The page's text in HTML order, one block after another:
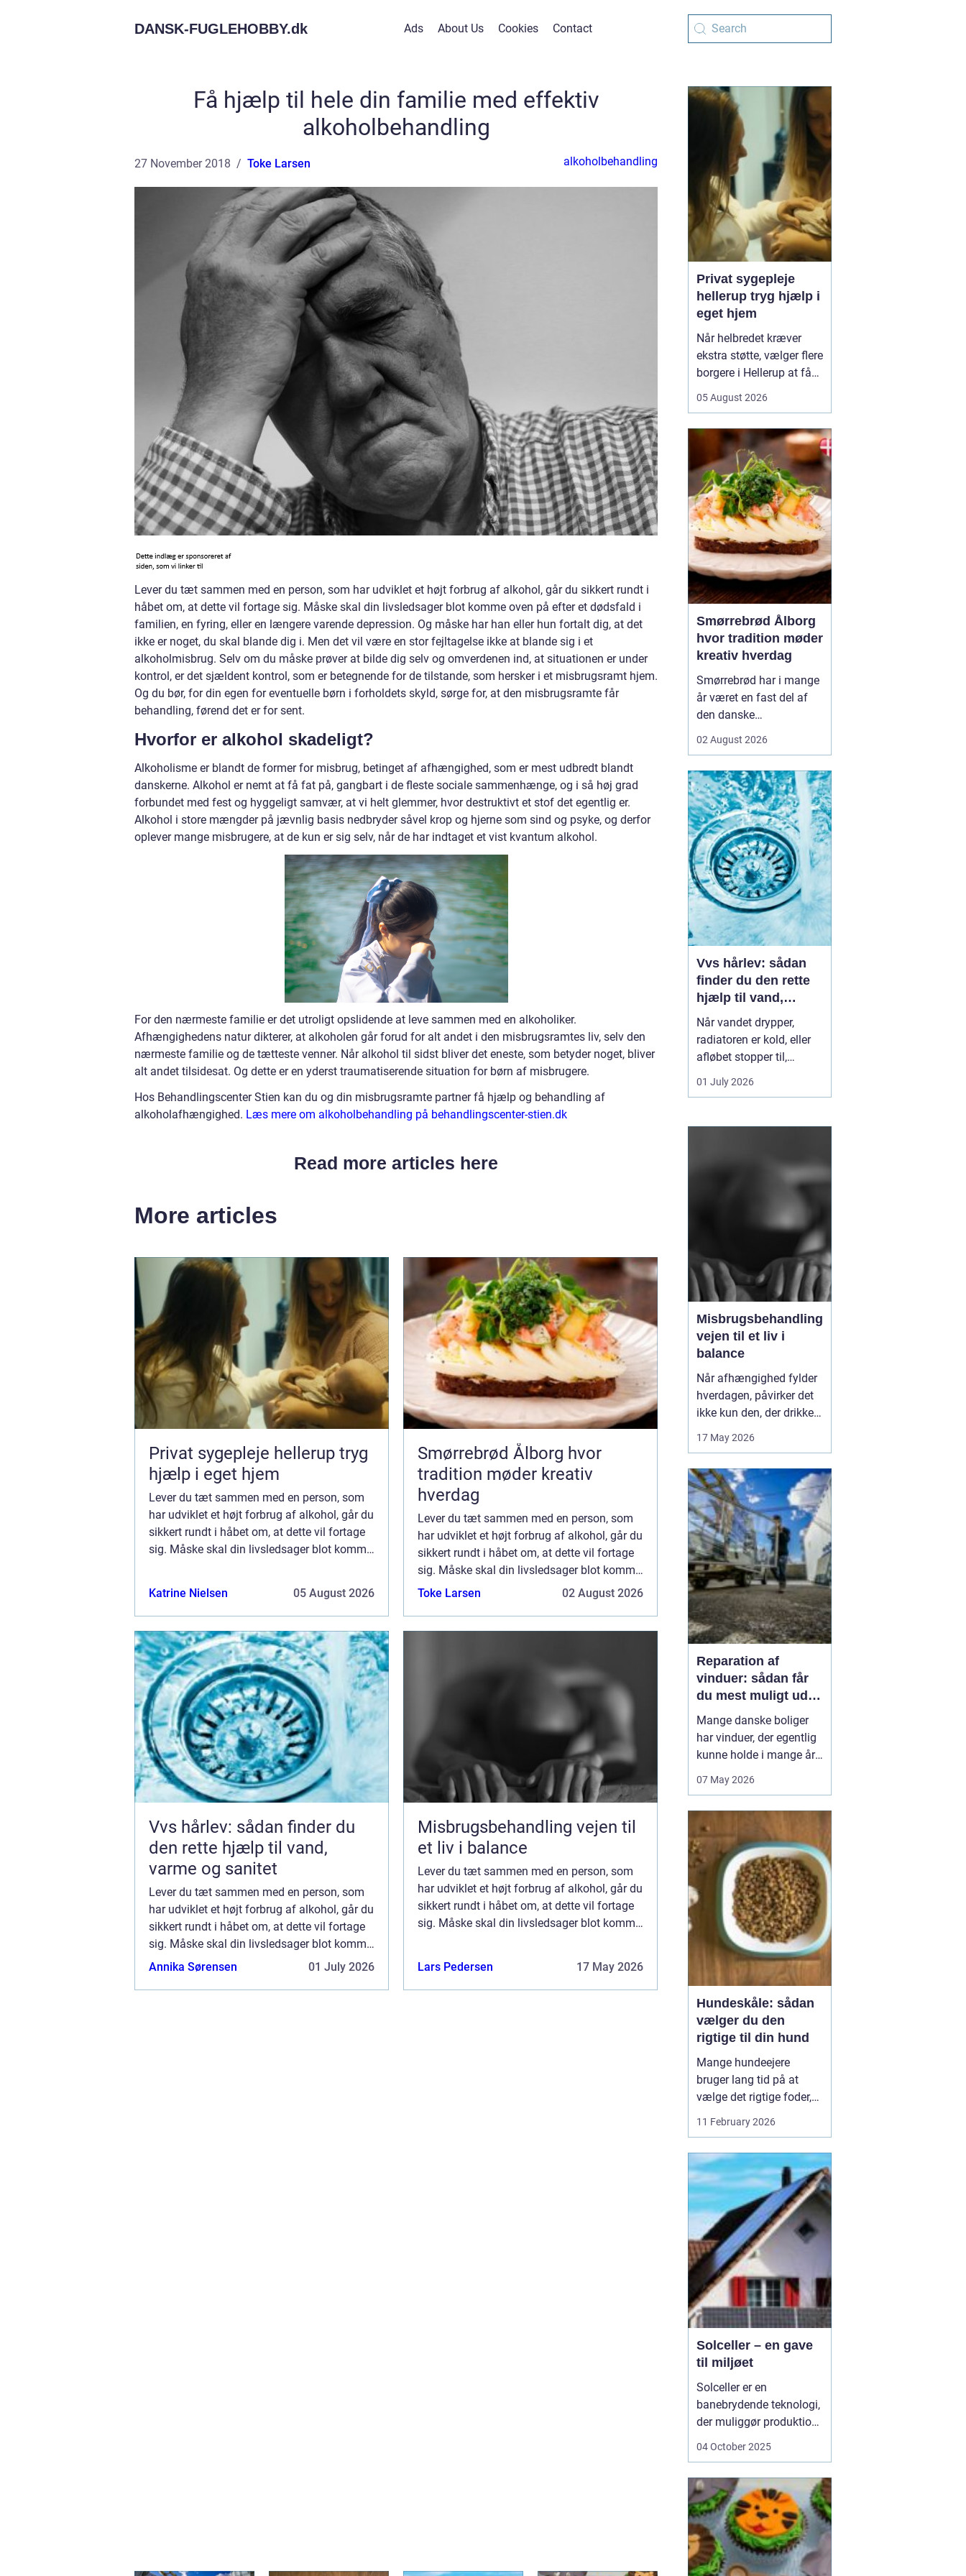
DANSK-FUGLEHOBBY.dk Ads About Us Cookies Contact
Få hjælp til hele din familie med effektiv
alkoholbehandling
27 November 2018 Toke Larsen alkoholbehandling
Lever du tæt sammen med en person, som har udviklet et højt forbrug af alkohol, går du sikkert rundt i
håbet om, at dette vil fortage sig. Måske skal din livsledsager blot komme oven på efter et dødsfald i
familien, en fyring, eller en længere varende depression. Og måske har han eller hun fortalt dig, at det
ikke er noget, du skal blande dig i. Men det vil være en stor fejltagelse ikke at blande sig i et
alkoholmisbrug. Selv om du måske prøver at bilde dig selv og omverdenen ind, at situationen er under
kontrol, er det sjældent kontrol, som er betegnende for de tilstande, som hersker i et misbrugsramt hjem.
Og du bør, for din egen for eventuelle børn i forholdets skyld, sørge for, at den misbrugsramte får
behandling, førend det er for sent.
Hvorfor er alkohol skadeligt?
Alkoholisme er blandt de former for misbrug, betinget af afhængighed, som er mest udbredt blandt
danskerne. Alkohol er nemt at få fat på, gangbart i de fleste sociale sammenhænge, og i så høj grad
forbundet med fest og hyggeligt samvær, at vi helt glemmer, hvor destruktivt et stof det egentlig er.
Alkohol i store mængder på jævnlig basis nedbryder såvel krop og hjerne som sind og psyke, og derfor
oplever mange misbrugere, at de kun er sig selv, når de har indtaget et vist kvantum alkohol.
For den nærmeste familie er det utroligt opslidende at leve sammen med en alkoholiker.
Afhængighedens natur dikterer, at alkoholen går forud for alt andet i den misbrugsramtes liv, selv den
nærmeste familie og de tætteste venner. Når alkohol til sidst bliver det eneste, som betyder noget, bliver
alt andet tilsidesat. Og dette er en yderst traumatiserende situation for børn af misbrugere.
Hos Behandlingscenter Stien kan du og din misbrugsramte partner få hjælp og behandling af
alkoholafhængighed. Læs mere om alkoholbehandling på behandlingscenter-stien.dk
Read more articles here
More articles
Privat sygepleje hellerup tryg
hjælp i eget hjem
Lever du tæt sammen med en person, som
har udviklet et højt forbrug af alkohol, går du
sikkert rundt i håbet om, at dette vil fortage
sig. Måske skal din livsledsager blot komme
Katrine Nielsen
05 August 2026
Smørrebrød Ålborg hvor
tradition møder kreativ
hverdag
Lever du tæt sammen med en person, som
har udviklet et højt forbrug af alkohol, går du
sikkert rundt i håbet om, at dette vil fortage
sig. Måske skal din livsledsager blot komme
oven på efter et dødsfald i ...
Toke Larsen 02 August 2026
Vvs hårlev: sådan finder du
den rette hjælp til vand,
varme og sanitet
Lever du tæt sammen med en person, som
har udviklet et højt forbrug af alkohol, går du
sikkert rundt i håbet om, at dette vil fortage
sig. Måske skal din livsledsager blot komme
oven på efter et dødsfald i ...
Annika Sørensen 01 July 2026
Misbrugsbehandling vejen til
et liv i balance
Lever du tæt sammen med en person, som
har udviklet et højt forbrug af alkohol, går du
sikkert rundt i håbet om, at dette vil fortage
sig. Måske skal din livsledsager blot komme
Lars Pedersen
17 May 2026
Privat sygepleje
hellerup tryg hjælp i
eget hjem
Når helbredet kræver
ekstra støtte, vælger flere
borgere i Hellerup at få
sygepleje i hjemmet. Det
nærvær og kontinuitet i
hverdagen, som kan
være svær at finde i et
travlt offentligt
sundhedsvæsen. Med
privat ...
05 August 2026
Smørrebrød Ålborg
hvor tradition møder
kreativ hverdag
Smørrebrød har i mange
år været en fast del af
den danske
Aalborg har klassikeren
en blanding af klassiske
stykker, lokale råvarer og
moderne anretninger, der
taler til både den travle
hverdag og de sæ...
02 August 2026
Vvs hårlev: sådan
finder du den rette
hjælp til vand,
varme og sanitet
Når vandet drypper,
radiatoren er kold, eller
afløbet stopper til,
mærker du hurtigt, hvor
afhængig du er af
installationer. I Hårlev og
rolle for både private
01 July 2026
Misbrugsbehandling
vejen til et liv i
balance
Når afhængighed fylder
hverdagen, påvirker det
ikke kun den, der drikker,
medicin. Hele familien
Mange går længe alene
med problemerne, før de
søger hjælp. Her kan
misbrugsbehandling
være et afgørende...
17 May 2026
Reparation af
vinduer: sådan får
du mest muligt ud af
dine gamle rammer
Mange danske boliger
har vinduer, der egentlig
kunne holde i mange år
rigtige pleje. I stedet
for tidligt. Med den rette
reparation af vinduer
kan du bevare husets
oprindelige udtryk,
forbedre ko...
07 May 2026
Hundeskåle: sådan
vælger du den
rigtige til din hund
Mange hundeejere
bruger lang tid på at
vælge det rigtige foder,
men selve skålen bliver
ofte en eftertanke. Det er
har...
11 February 2026
Solceller – en gave
til miljøet
Solceller er en
banebrydende teknologi,
der muliggør produktion
af elektricitet ved at
kan man omdanne
solens energi til grøn
strøm, der kan bruges til
at drive husholdni...
04 October 2025